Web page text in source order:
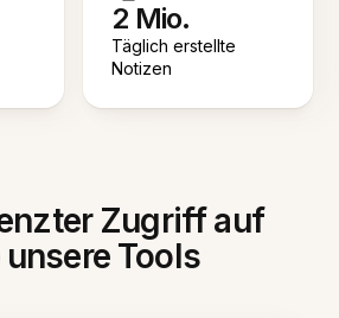
2 Mio.
Täglich erstellte
Notizen
Zugriff auf
unsere Tools